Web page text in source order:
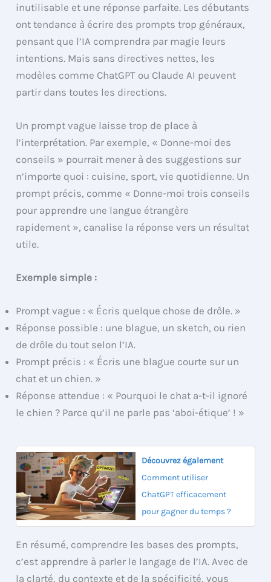
inutilisable et une réponse parfaite. Les débutants
ont tendance à écrire des prompts trop généraux,
pensant que l’IA comprendra par magie leurs
intentions. Mais sans directives nettes, les
modèles comme ChatGPT ou Claude AI peuvent
partir dans toutes les directions.
Un prompt vague laisse trop de place à
l’interprétation. Par exemple, « Donne-moi des
conseils » pourrait mener à des suggestions sur
n’importe quoi : cuisine, sport, vie quotidienne. Un
prompt précis, comme « Donne-moi trois conseils
pour apprendre une langue étrangère
rapidement », canalise la réponse vers un résultat
utile.
Exemple simple :
Prompt vague : « Écris quelque chose de drôle. »
Réponse possible : une blague, un sketch, ou rien
de drôle du tout selon l’IA.
Prompt précis : « Écris une blague courte sur un
chat et un chien. »
Réponse attendue : « Pourquoi le chat a-t-il ignoré
le chien ? Parce qu’il ne parle pas ‘aboi-étique’ ! »
Découvrez également
Comment utiliser
ChatGPT efficacement
pour gagner du temps ?
En résumé, comprendre les bases des prompts,
c’est apprendre à parler le langage de l’IA. Avec de
la clarté, du contexte et de la spécificité, vous